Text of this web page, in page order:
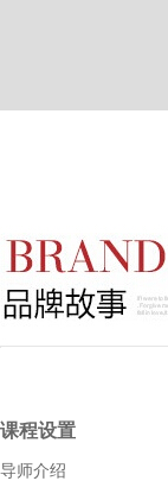
课程设置
导师介绍